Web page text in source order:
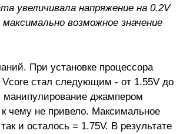
увеличивала напряжение на 0.2V
возможное значение
При установке процессора
Vcore стал следующим - от 1.55V до
манипулирование джампером
чему не привело. Максимальное
и осталось = 1.75V. В результате